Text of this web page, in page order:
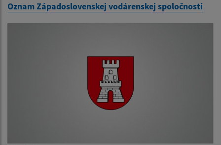
Oznam Západoslovenskej vodárenskej spoločnosti